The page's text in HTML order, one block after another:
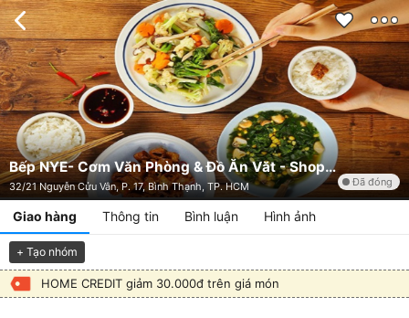
Bếp NYE- Cơm Văn Phòng & Đồ Ăn Văt - Shop Online
32/21 Nguyễn Cửu Vân, P. 17, Bình Thạnh, TP. HCM Đã đóng
Giao hàng Thông tin Bình luận Hình ảnh
+ Tạo nhóm
HOME CREDIT giảm 30.000đ trên giá món